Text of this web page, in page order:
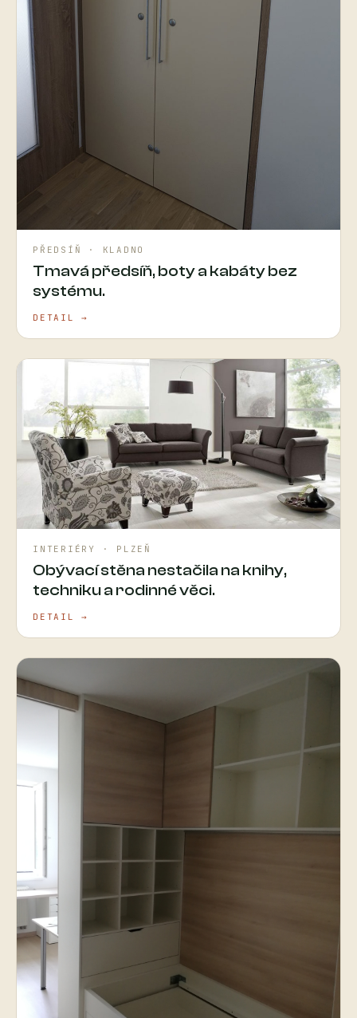
PŘEDSÍŇ · KLADNO
Tmavá předsíň, boty a kabáty bez
systému.
DETAIL →
INTERIÉRY · PLZEŇ
Obývací stěna nestačila na knihy,
techniku a rodinné věci.
DETAIL →